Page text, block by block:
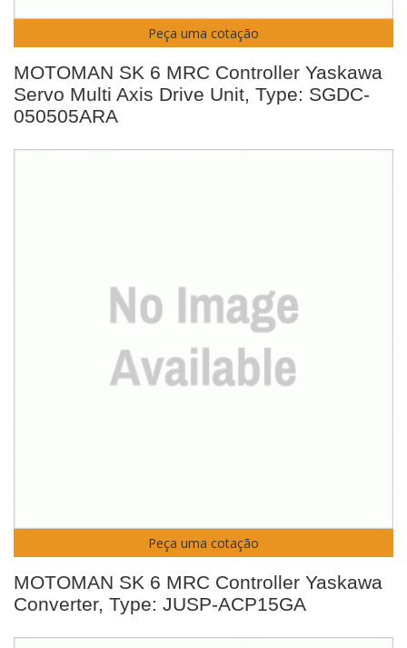
Peça uma cotação
MOTOMAN SK 6 MRC Controller Yaskawa
Servo Multi Axis Drive Unit, Type: SGDC-
050505ARA
Peça uma cotação
MOTOMAN SK 6 MRC Controller Yaskawa
Converter, Type: JUSP-ACP15GA